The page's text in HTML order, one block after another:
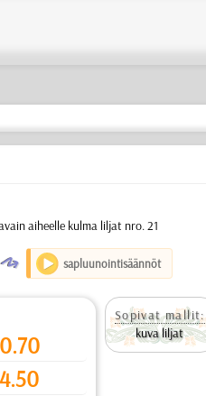
aiheelle kulma liljat nro. 21
O sapluunointisäännöt
Sopivat mallit:
kuva liljat